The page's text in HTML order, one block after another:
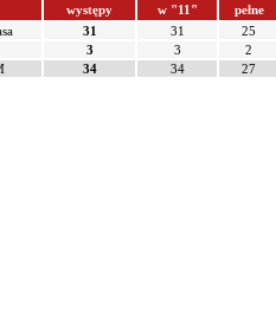
występy w "11"
pełne
31 31
25
3 3
2
34 34 27